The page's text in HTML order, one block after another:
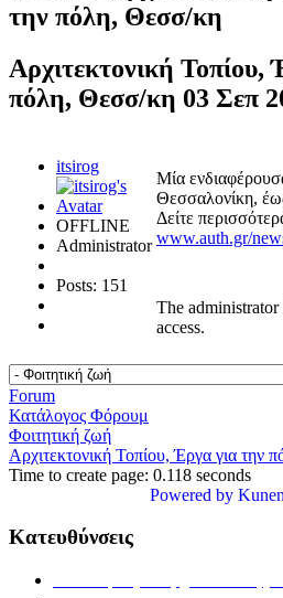
την πόλη, Θεσσ/κη
Αρχιτεκτονική Τοπίου,
πόλη, Θεσσ/κη 03 Σεπ
itsirog
OFFLINE
Administrator
Posts: 151
Μία
Θεσσαλονίκη,
Δείτε
www.auth.gr/
The
access.
Forum
Κατάλογος Φόρουμ
Φοιτητική ζωή
Αρχιτεκτονική Τοπίου, Έργα για την
Time to create page: 0.118 seconds
Powered by
Κατευθύνσεις